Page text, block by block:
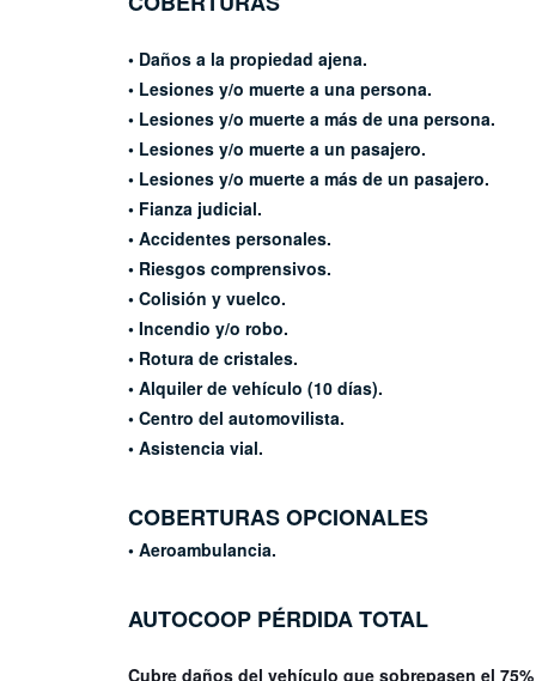
• Daños a la propiedad ajena.
• Lesiones y/o muerte a una persona.
• Lesiones y/o muerte a más de una persona.
• Lesiones y/o muerte a un pasajero.
• Lesiones y/o muerte a más de un pasajero.
• Fianza judicial.
• Accidentes personales.
• Riesgos comprensivos.
• Colisión y vuelco.
• Incendio y/o robo.
• Rotura de cristales.
• Alquiler de vehículo (10 días).
• Centro del automovilista.
• Asistencia vial.
COBERTURAS OPCIONALES
• Aeroambulancia.
AUTOCOOP PÉRDIDA TOTAL
Cubre daños del vehículo que sobrepasen el